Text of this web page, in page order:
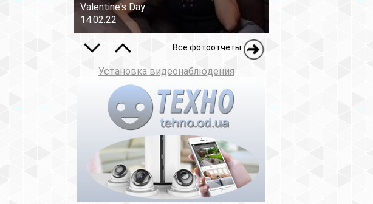
Valentine's Day
14.02.22
Все фотоотчеты
Установка видеонаблюдения